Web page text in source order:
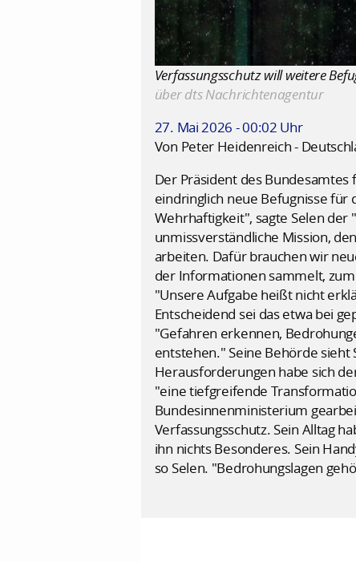
Verfassungsschutz will weitere
über dts Nachrichtenagentur
27. Mai 2026 - 00:02 Uhr
Von Peter Heidenreich -
Der Präsident des
eindringlich neue Befugnisse für
Wehrhaftigkeit", sagte Selen der
unmissverständliche Mission,
arbeiten. Dafür brauchen wir
der Informationen sammelt,
"Unsere Aufgabe heißt nicht
Entscheidend sei das etwa bei
"Gefahren erkennen,
entstehen." Seine Behörde
Herausforderungen habe sich
"eine tiefgreifende
Bundesinnenministerium
Verfassungsschutz. Sein Alltag
ihn nichts Besonderes. Sein
so Selen. "Bedrohungslagen